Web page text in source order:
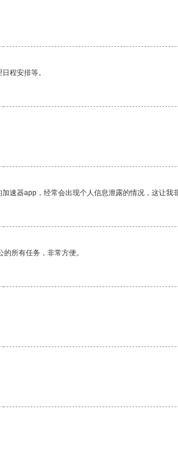
程安排等。
速器app，经常会出现个人信息泄露的情况，这让我
所有任务，非常方便。